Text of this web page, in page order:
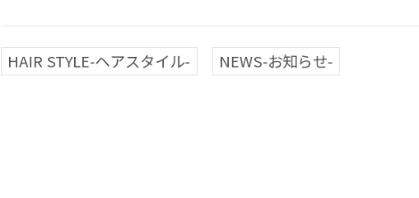
HAIR STYLE-ヘアスタイル- NEWS-お知らせ-